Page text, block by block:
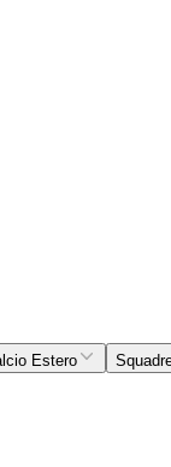
Estero